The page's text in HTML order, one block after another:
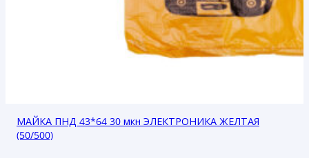
МАЙКА ПНД 43*64 30 мкн ЭЛЕКТРОНИКА ЖЕЛТАЯ
(50/500)